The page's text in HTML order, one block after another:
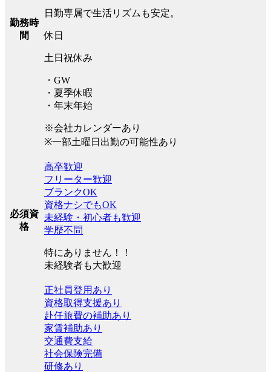
勤務時
間
日勤専属で生活リズムも安定。
休日
土日祝休み
・GW
・夏季休暇
・年末年始
※会社カレンダーあり
※一部土曜日出勤の可能性あり
必須資
格
高卒歓迎
フリーター歓迎
ブランクOK
資格ナシでもOK
未経験・初心者も歓迎
学歴不問
特にありません！！
未経験者も大歓迎
正社員登用あり
資格取得支援あり
赴任旅費の補助あり
家賃補助あり
交通費支給
社会保険完備
研修あり